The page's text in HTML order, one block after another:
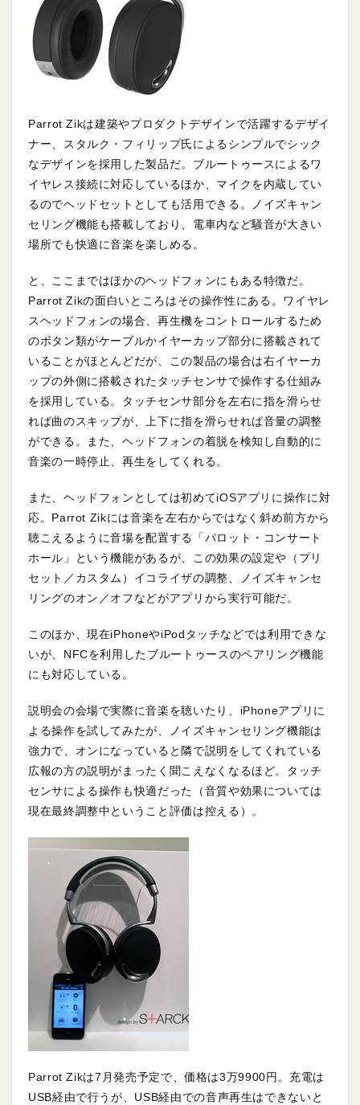
Parrot Zikは建築やプロダクトデザインで活躍するデザイ
ナー、スタルク・フィリップ氏によるシンプルでシック
なデザインを採用した製品だ。ブルートゥースによるワ
イヤレス接続に対応しているほか、マイクを内蔵してい
るのでヘッドセットとしても活用できる。ノイズキャン
セリング機能も搭載しており、電車内など騒音が大きい
場所でも快適に音楽を楽しめる。
と、ここまではほかのヘッドフォンにもある特徴だ。
Parrot Zikの面白いところはその操作性にある。ワイヤレ
スヘッドフォンの場合、再生機をコントロールするため
のボタン類がケーブルかイヤーカップ部分に搭載されて
いることがほとんどだが、この製品の場合は右イヤーカ
ップの外側に搭載されたタッチセンサで操作する仕組み
を採用している。タッチセンサ部分を左右に指を滑らせ
れば曲のスキップが、上下に指を滑らせれば音量の調整
ができる。また、ヘッドフォンの着脱を検知し自動的に
音楽の一時停止、再生をしてくれる。
また、ヘッドフォンとしては初めてiOSアプリに操作に対
応。Parrot Zikには音楽を左右からではなく斜め前方から
聴こえるように音場を配置する「パロット・コンサート
ホール」という機能があるが、この効果の設定や（プリ
セット／カスタム）イコライザの調整、ノイズキャンセ
リングのオン／オフなどがアプリから実行可能だ。
このほか、現在iPhoneやiPodタッチなどでは利用できな
いが、NFCを利用したブルートゥースのペアリング機能
にも対応している。
説明会の会場で実際に音楽を聴いたり、iPhoneアプリに
よる操作を試してみたが、ノイズキャンセリング機能は
強力で、オンになっていると隣で説明をしてくれている
広報の方の説明がまったく聞こえなくなるほど。タッチ
センサによる操作も快適だった（音質や効果については
現在最終調整中ということ評価は控える）。
Parrot Zikは7月発売予定で、価格は3万9900円。充電は
USB経由で行うが、USB経由での音声再生はできないと